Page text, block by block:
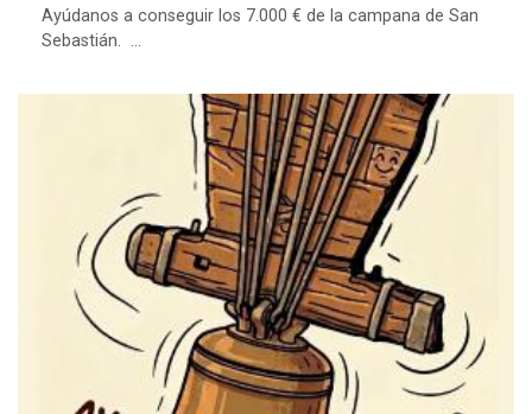
Ayúdanos a conseguir los 7.000 € de la campana de San
Sebastián. ...